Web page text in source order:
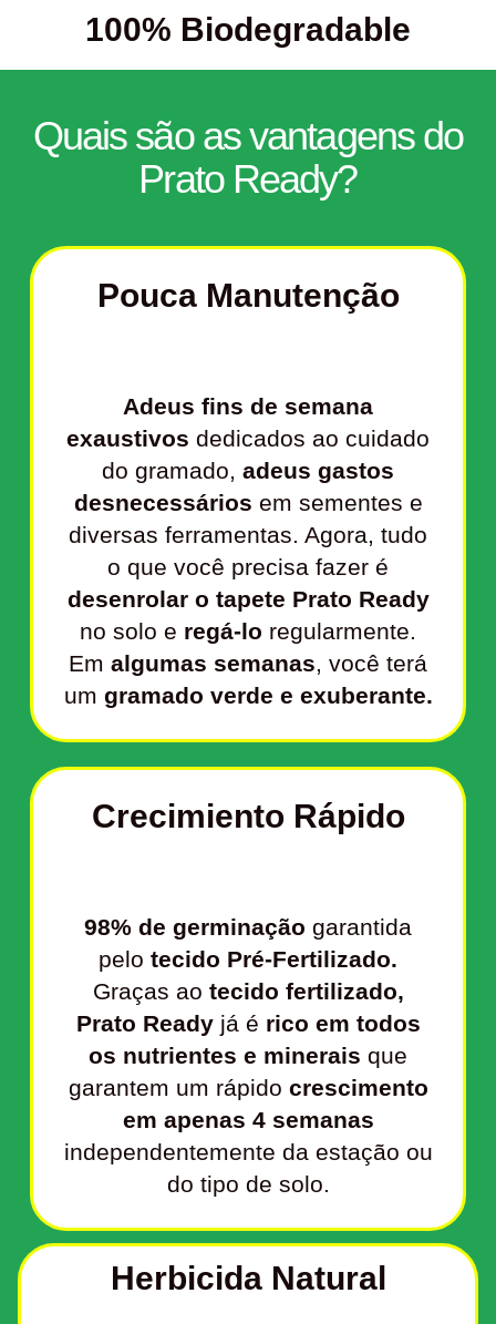
100% Biodegradable
Quais são as vantagens do
Prato Ready?
Pouca Manutenção
Adeus fins de semana
exaustivos dedicados ao cuidado
do gramado, adeus gastos
desnecessários em sementes e
diversas ferramentas. Agora, tudo
o que você precisa fazer é
desenrolar o tapete Prato Ready
no solo e regá-lo regularmente.
Em algumas semanas, você terá
um gramado verde e exuberante.
Crecimiento Rápido
98% de germinação garantida
pelo tecido Pré-Fertilizado.
Graças ao tecido fertilizado,
Prato Readyjá é rico em todos
os nutrientes e minerais que
garantem um rápido crescimento
em apenas 4 semanas
independentemente da estação ou
do tipo de solo.
Herbicida Natural